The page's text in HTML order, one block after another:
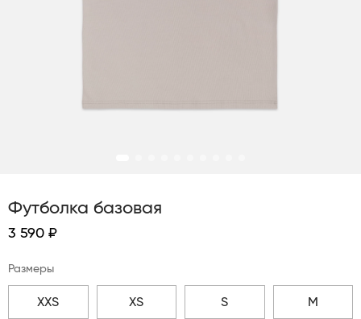
Футболка базовая
3 590 ₽
Размеры
XXS XS S M